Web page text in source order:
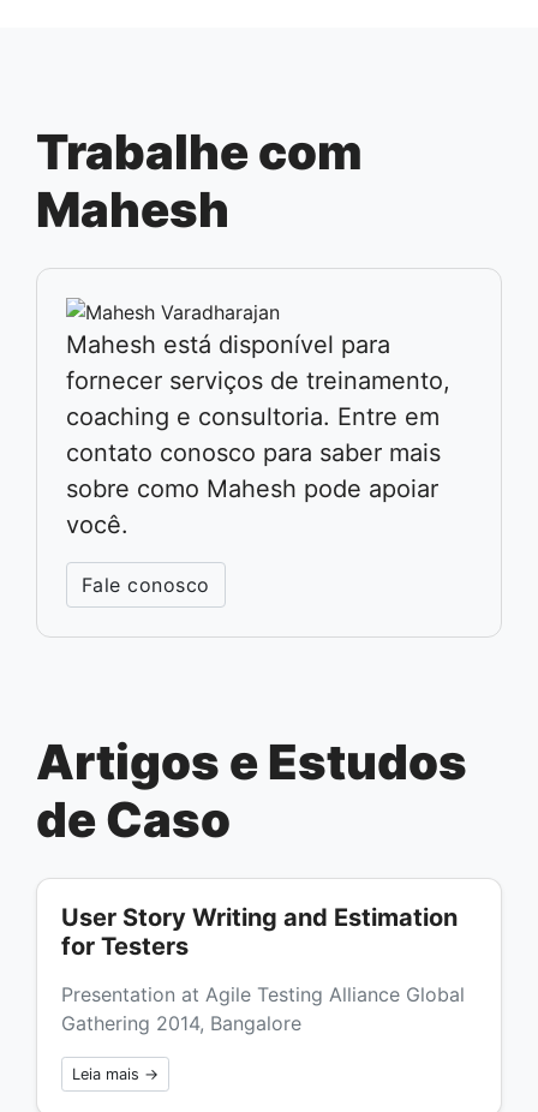
Trabalhe com
Mahesh
Mahesh está disponível para
fornecer serviços de treinamento,
coaching e consultoria. Entre em
contato conosco para saber mais
sobre como Mahesh pode apoiar
você.
Fale conosco
Artigos e Estudos
de Caso
User Story Writing and Estimation
for Testers
Presentation at Agile Testing Alliance Global
Gathering 2014, Bangalore
Leia mais →